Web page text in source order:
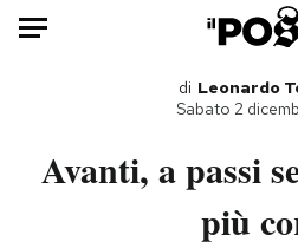
di Leonardo
Sabato 2
Avanti, a passi
più